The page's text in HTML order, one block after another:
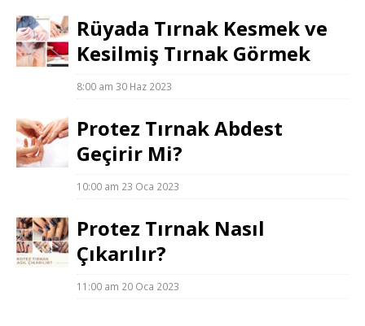
Rüyada Tırnak Kesmek ve
Kesilmiş Tırnak Görmek
8:00 am 30 Haz 2023
Protez Tırnak Abdest
Geçirir Mi?
10:00 am 23 Oca 2023
Protez Tırnak Nasıl
Çıkarılır?
11:00 am 20 Oca 2023